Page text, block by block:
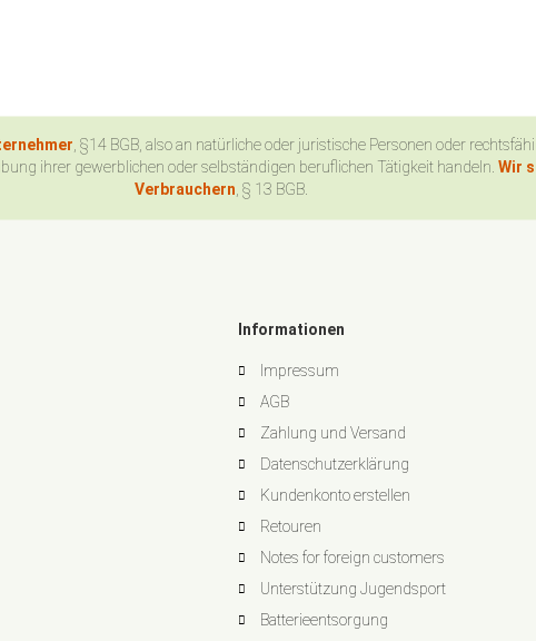
, §14 BGB, also an natürliche oder juristische Personen oder
ihrer gewerblichen oder selbständigen beruflichen Tätigkeit handeln. Wir
Verbrauchern , § 13 BGB.
Informationen
Impressum
AGB
Zahlung und Versand
Datenschutzerklärung
Kundenkonto erstellen
Retouren
Notes for foreign customers
Unterstützung Jugendsport
Batterieentsorgung